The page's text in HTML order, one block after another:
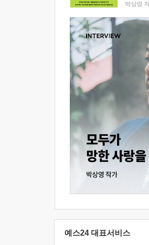
박상영 저
예스24 대표서비스